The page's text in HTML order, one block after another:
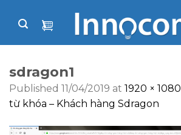
sdragon1
Published 11/04/2019 at 1920 × 1080
từ khóa – Khách hàng Sdragon